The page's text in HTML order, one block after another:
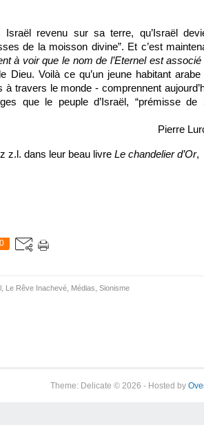
revenu sur sa terre, qu’Israël
de la moisson divine”. Et c’est
à voir que le nom de l’Eternel est associé
Dieu. Voilà ce qu’un jeune habitant arabe
travers le monde - comprennent
que le peuple d’Israël, “prémisse de
Pierre
z.l. dans leur beau livre Le chandelier d’Or,
0
Le Rêve Inachevé Médias Sionisme
Theme: Delicate © 2026 - Hosted by